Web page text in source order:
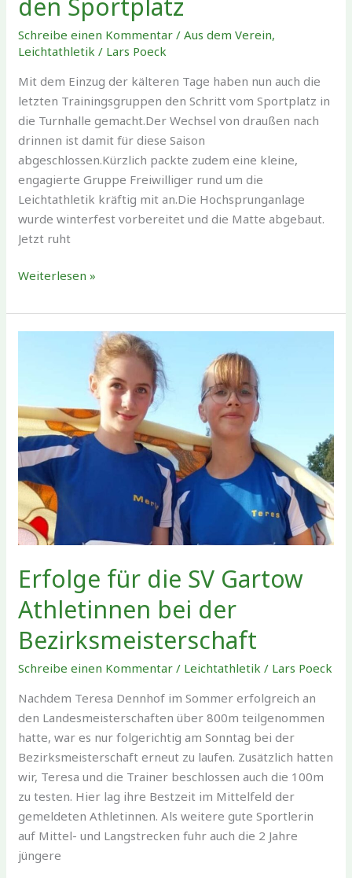
den Sportplatz
Schreibe einen Kommentar /Aus dem Verein,
Leichtathletik / Lars Poeck
Mit dem Einzug der kälteren Tage haben nun auch die
letzten Trainingsgruppen den Schritt vom Sportplatz in
die Turnhalle gemacht.Der Wechsel von draußen nach
drinnen ist damit für diese Saison
abgeschlossen.Kürzlich packte zudem eine kleine,
engagierte Gruppe Freiwilliger rund um die
Leichtathletik kräftig mit an.Die Hochsprunganlage
wurde winterfest vorbereitet und die Matte abgebaut.
Jetzt ruht
Vom
in
die
Winterpause
für
den
Sportplatz
Weiterlesen »
Erfolge für die SV Gartow
Athletinnen bei der
Bezirksmeisterschaft
Schreibe einen Kommentar / Leichtathletik / Lars Poeck
Nachdem Teresa Dennhof im Sommer erfolgreich an
den Landesmeisterschaften über 800m teilgenommen
hatte, war es nur folgerichtig am Sonntag bei der
Bezirksmeisterschaft erneut zu laufen. Zusätzlich hatten
wir, Teresa und die Trainer beschlossen auch die 100m
zu testen. Hier lag ihre Bestzeit im Mittelfeld der
gemeldeten Athletinnen. Als weitere gute Sportlerin
auf Mittel- und Langstrecken fuhr auch die 2 Jahre
jüngere